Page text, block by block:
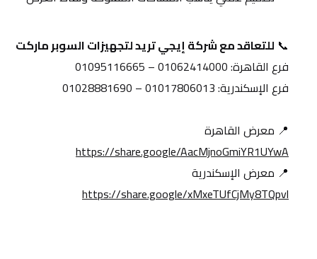
📞 للتعاقد مع شركة إيجي تريد لتجهيزات السوبر ماركت
فرع القاهرة: 01062414000 – 01095116665
فرع الإسكندرية: 01017806013 – 01028881690
📍 معرض القاهرة
https://share.google/AacMjnoGmiYR1UYwA
📍 معرض الإسكندرية
https://share.google/xMxeTUfCjMy8TQpvl